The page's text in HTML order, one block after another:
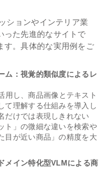
ションやインテリア業
った先進的なサイトで
す。具体的な実用例をご
ム：視覚的類似度によるレ
用し、商品画像とテキスト
て理解する仕組みを導入し
だけでは表現しきれない
ト」の微細な違いを検索や
目が近い商品」の精度を大
メイン特化型VLMによる商